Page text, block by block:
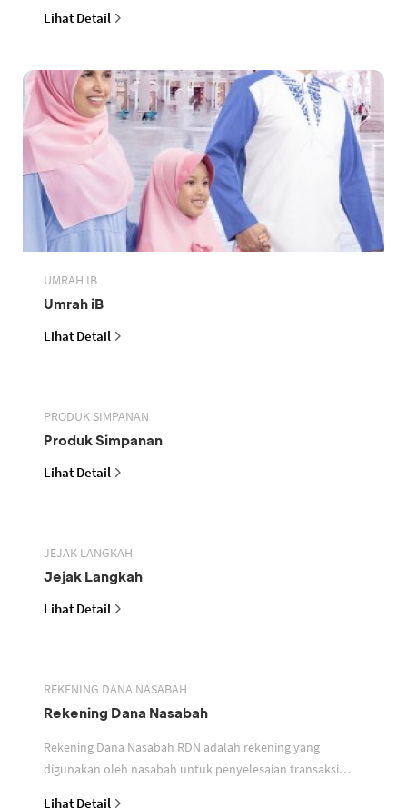
Lihat Detail
UMRAH IB
Umrah iB
Lihat Detail
PRODUK SIMPANAN
Produk Simpanan
Lihat Detail
JEJAK LANGKAH
Jejak Langkah
Lihat Detail
REKENING DANA NASABAH
Rekening Dana Nasabah
Rekening Dana Nasabah RDN adalah rekening yang
digunakan oleh nasabah untuk penyelesaian transaksi
Lihat Detail